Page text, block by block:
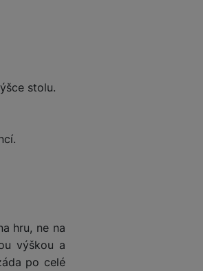
stolu.
hru, ne na
výškou a
po celé